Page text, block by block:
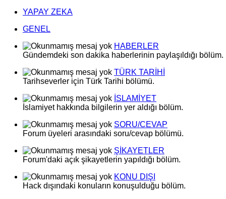
YAPAY ZEKA
GENEL
HABERLER
Gündemdeki son dakika haberlerinin paylaşıldığı bölüm.
TÜRK TARİHİ
Tarihseverler için Türk Tarihi bölümü.
İSLAMİYET
İslamiyet hakkında bilgilerin yer aldığı bölüm.
SORU/CEVAP
Forum üyeleri arasındaki soru/cevap bölümü.
ŞİKAYETLER
Forum'daki açık şikayetlerin yapıldığı bölüm.
KONU DIŞI
Hack dışındaki konuların konuşulduğu bölüm.